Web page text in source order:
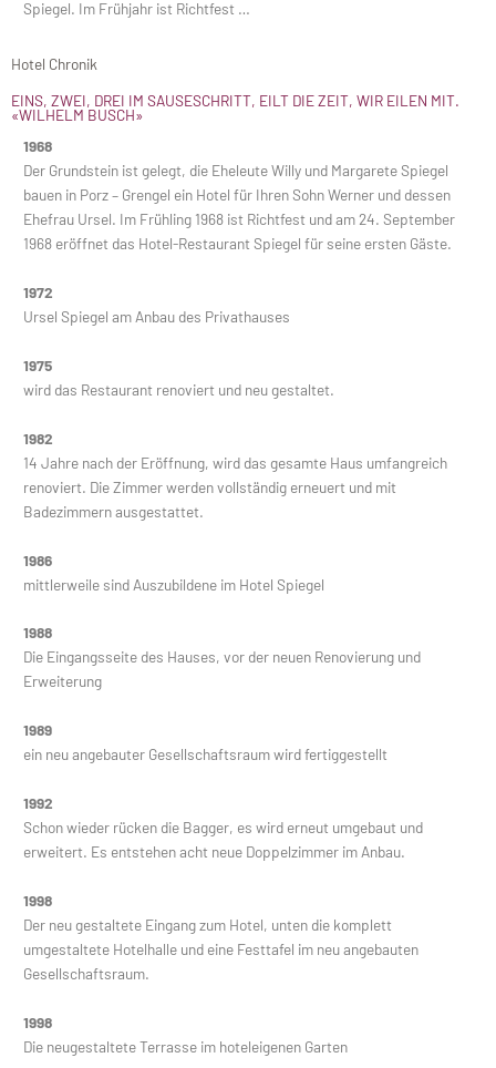
Spiegel. Im Frühjahr ist Richtfest …
Hotel Chronik
EINS, ZWEI, DREI IM SAUSESCHRITT, EILT DIE ZEIT, WIR EILEN MIT.
«WILHELM BUSCH»
1968
Der Grundstein ist gelegt, die Eheleute Willy und Margarete Spiegel
bauen in Porz – Grengel ein Hotel für Ihren Sohn Werner und dessen
Ehefrau Ursel. Im Frühling 1968 ist Richtfest und am 24. September
1968 eröffnet das Hotel-Restaurant Spiegel für seine ersten Gäste.
1972
Ursel Spiegel am Anbau des Privathauses
1975
wird das Restaurant renoviert und neu gestaltet.
1982
14 Jahre nach der Eröffnung, wird das gesamte Haus umfangreich
renoviert. Die Zimmer werden vollständig erneuert und mit
Badezimmern ausgestattet.
1986
mittlerweile sind Auszubildene im Hotel Spiegel
1988
Die Eingangsseite des Hauses, vor der neuen Renovierung und
Erweiterung
1989
ein neu angebauter Gesellschaftsraum wird fertiggestellt
1992
Schon wieder rücken die Bagger, es wird erneut umgebaut und
erweitert. Es entstehen acht neue Doppelzimmer im Anbau.
1998
Der neu gestaltete Eingang zum Hotel, unten die komplett
umgestaltete Hotelhalle und eine Festtafel im neu angebauten
Gesellschaftsraum.
1998
Die neugestaltete Terrasse im hoteleigenen Garten